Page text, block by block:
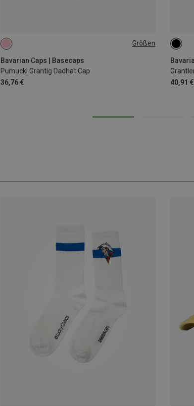
Größen
Bavarian Caps | Basecaps
Pumuckl Grantig Dadhat Cap
36,76 €
ONE SIZE
40,91 €
ONE